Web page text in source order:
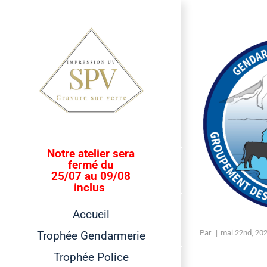
Notre atelier sera
fermé du
25/07 au 09/08
inclus
Accueil
Trophée Gendarmerie
Trophée Police
Par | mai 22nd,